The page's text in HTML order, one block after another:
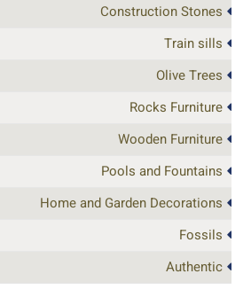
Construction Stones
Train sills
Olive Trees
Rocks Furniture
Wooden Furniture
Pools and Fountains
Home and Garden Decorations
Fossils
Authentic